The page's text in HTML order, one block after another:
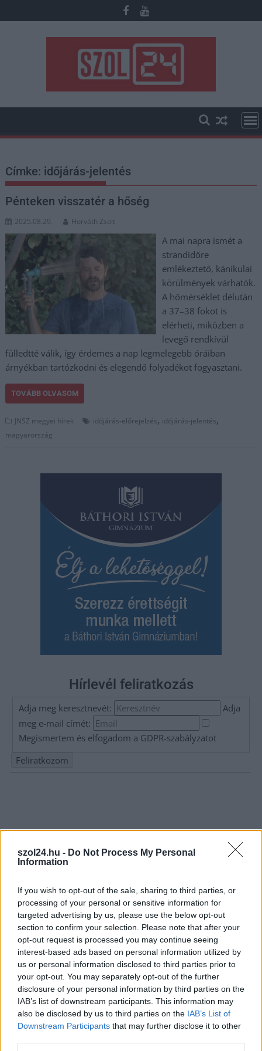
szol24.hu - Do Not Process My Personal
Information
If you wish to opt-out of the sale, sharing to third parties, or
processing of your personal or sensitive information for
targeted advertising by us, please use the below opt-out
section to confirm your selection. Please note that after your
opt-out request is processed you may continue seeing
interest-based ads based on personal information utilized by
us or personal information disclosed to third parties prior to
your opt-out. You may separately opt-out of the further
disclosure of your personal information by third parties on the
IAB’s list of downstream participants. This information may
also be disclosed by us to third parties on the IAB’s List of
Downstream Participants that may further disclose it to other
to
Címke: időjárás-jelentés
Pénteken visszatér a hőség
2025.08.29. Horváth Zsolt
A mai napra ismét a
strandidőre
emlékeztető, kánikulai
körülmények várhatók.
A hőmérséklet délután
a 37–38 fokot is
elérheti, miközben a
levegő rendkívül
fülledtté válik, így érdemes a nap legmelegebb óráiban
árnyékban tartózkodni és elegendő folyadékot fogyasztani.
TOVÁBB OLVASOM
JNSZ megyei hírek időjárás-előrejelzés, időjárás-jelentés,
magyarország
Hírlevél feliratkozás
Adja meg keresztnevét:
Adja
meg e-mail címét:
Megismertem és elfogadom a GDPR-szabályzatot
A SZOL24 legfrissebb 24 cikke
A Tisza Párt Dr. Baka Andrást jelöli köztársasági elnöknek
Óriási, több mint két méteres harcsát fogott a Tiszán a 13 éves
fiú (VIDEÓVAL)
Hétfőn kezdik, csütörtökön végeznek – lezárás miatt
fennakadásokra és pótlóbuszos közlekedésre számítsunk az
egyik Jász-Nagykun-Szolnok megyei vasútvonalon
Visszaszámlálás indul: -1, 0, Sziget!
Magyarország jobban látszik közelről – heti médiaszemle a
független helyi sajtóból
Már magasabb szinten is nyomoznak Szijjártó